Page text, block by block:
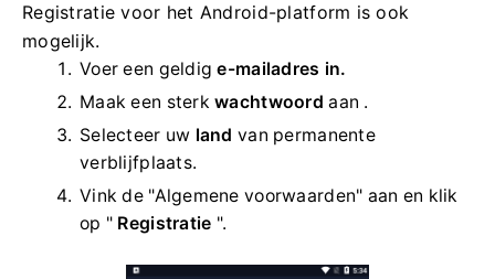
Registratie voor het Android-platform is ook
mogelijk.
Voer een geldige-mailadres in.
Maak een sterkwachtwoord aan .
Selecteer uw land van permanente
verblijfplaats.
Vink de "Algemene voorwaarden" aan en klik
op " Registratie ".